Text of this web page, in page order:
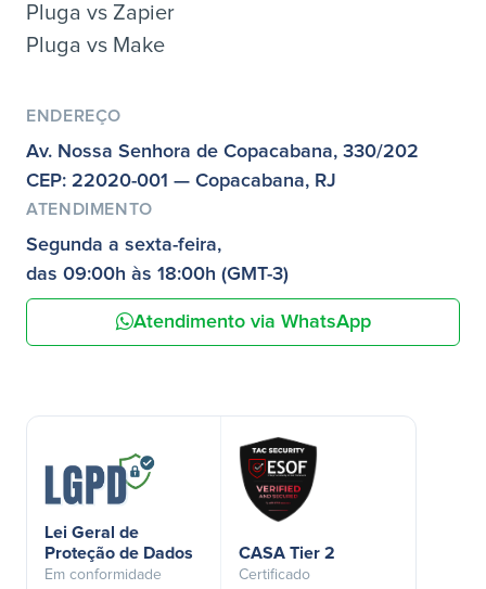
Pluga vs Zapier
Pluga vs Make
ENDEREÇO
Av. Nossa Senhora de Copacabana, 330/202
CEP: 22020-001 — Copacabana, RJ
ATENDIMENTO
Segunda a sexta-feira,
das 09:00h às 18:00h (GMT-3)
Atendimento via WhatsApp
Lei Geral de
Proteção de Dados
Em conformidade
CASA Tier 2
Certificado